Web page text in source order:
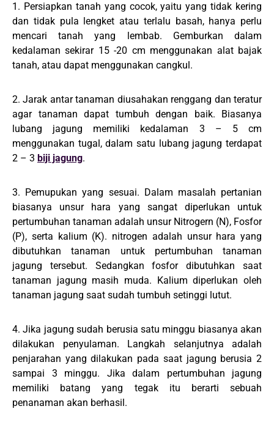
1. Persiapkan tanah yang cocok, yaitu yang tidak kering
dan tidak pula lengket atau terlalu basah, hanya perlu
mencari tanah yang lembab. Gemburkan dalam
kedalaman sekirar 15 -20 cm menggunakan alat bajak
tanah, atau dapat menggunakan cangkul.
2. Jarak antar tanaman diusahakan renggang dan teratur
agar tanaman dapat tumbuh dengan baik. Biasanya
lubang jagung memiliki kedalaman 3 – 5 cm
menggunakan tugal, dalam satu lubang jagung terdapat
2 – 3 biji jagung.
3. Pemupukan yang sesuai. Dalam masalah pertanian
biasanya unsur hara yang sangat diperlukan untuk
pertumbuhan tanaman adalah unsur Nitrogern (N), Fosfor
(P), serta kalium (K). nitrogen adalah unsur hara yang
dibutuhkan tanaman untuk pertumbuhan tanaman
jagung tersebut. Sedangkan fosfor dibutuhkan saat
tanaman jagung masih muda. Kalium diperlukan oleh
tanaman jagung saat sudah tumbuh setinggi lutut.
4. Jika jagung sudah berusia satu minggu biasanya akan
dilakukan penyulaman. Langkah selanjutnya adalah
penjarahan yang dilakukan pada saat jagung berusia 2
sampai 3 minggu. Jika dalam pertumbuhan jagung
memiliki batang yang tegak itu berarti sebuah
penanaman akan berhasil.